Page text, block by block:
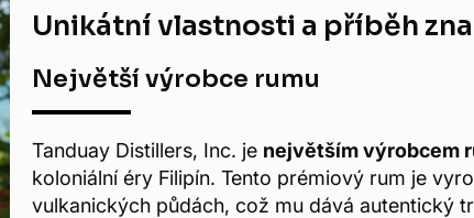
Unikátní vlastnosti a příběh
Největší výrobce rumu
Tanduay Distillers, Inc. je největším výrobcem
koloniální éry Filipín. Tento prémiový rum je
vulkanických půdách, což mu dává autentický